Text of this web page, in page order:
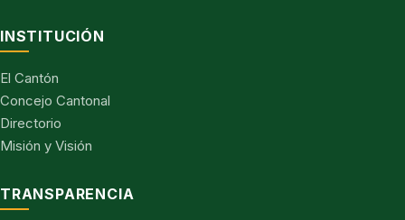
INSTITUCIÓN
El Cantón
Concejo Cantonal
Directorio
Misión y Visión
TRANSPARENCIA